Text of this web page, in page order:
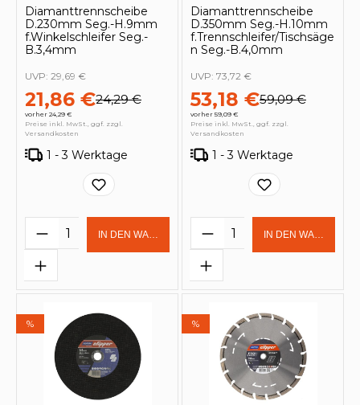
Diamanttrennscheibe
D.230mm Seg.-H.9mm
f.Winkelschleifer Seg.-
B.3,4mm
21,86 €24,29 €
vorher 24,29 €
UVP: 29,69 €
Preise inkl. MwSt., ggf. zzgl.
Versandkosten
1 - 3 Werktage
Produkt Anzahl: Gib den
IN DEN WARENKORB
Diamanttrennscheibe
D.350mm Seg.-H.10mm
f.Trennschleifer/Tischsäge
n Seg.-B.4,0mm
53,18 €59,09 €
vorher 59,09 €
UVP: 73,72 €
Preise inkl. MwSt., ggf. zzgl.
Versandkosten
1 - 3 Werktage
Produkt Anzahl:
IN DEN
% %